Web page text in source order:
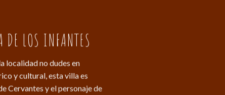
LOS INFANTES
localidad no dudes en
y cultural, esta villa es
Cervantes y el personaje de